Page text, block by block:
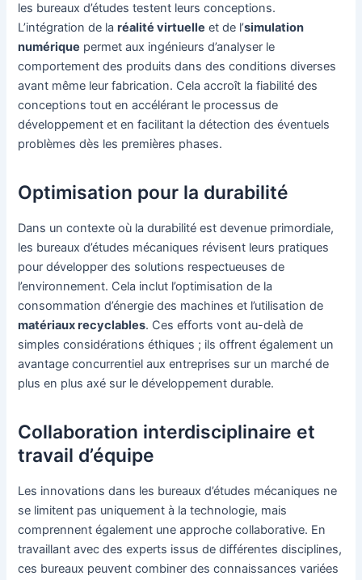
les bureaux d’études testent leurs conceptions.
L’intégration de laréalité virtuelle et de l’simulation
numérique permet aux ingénieurs d’analyser le
comportement des produits dans des conditions diverses
avant même leur fabrication. Cela accroît la fiabilité des
conceptions tout en accélérant le processus de
développement et en facilitant la détection des éventuels
problèmes dès les premières phases.
Optimisation pour la durabilité
Dans un contexte où la durabilité est devenue primordiale,
les bureaux d’études mécaniques révisent leurs pratiques
pour développer des solutions respectueuses de
l’environnement. Cela inclut l’optimisation de la
consommation d’énergie des machines et l’utilisation de
matériaux recyclables. Ces efforts vont au-delà de
simples considérations éthiques ; ils offrent également un
avantage concurrentiel aux entreprises sur un marché de
plus en plus axé sur le développement durable.
Collaboration interdisciplinaire et
travail d’équipe
Les innovations dans les bureaux d’études mécaniques ne
se limitent pas uniquement à la technologie, mais
comprennent également une approche collaborative. En
travaillant avec des experts issus de différentes disciplines,
ces bureaux peuvent combiner des connaissances variées